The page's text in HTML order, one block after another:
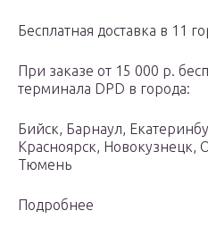
Бесплатная доставка в 11
При заказе от 15 000 р.
терминала DPD в города:
Бийск, Барнаул,
Красноярск, Новокузнецк,
Тюмень
Подробнее